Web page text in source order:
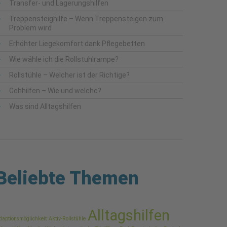
Transfer- und Lagerungshilfen
Treppensteighilfe – Wenn Treppensteigen zum
Problem wird
Erhöhter Liegekomfort dank Pflegebetten
Wie wähle ich die Rollstuhlrampe?
Rollstühle – Welcher ist der Richtige?
Gehhilfen – Wie und welche?
Was sind Alltagshilfen
Themen
Aktiv-Rollstühle Alltagshilfen